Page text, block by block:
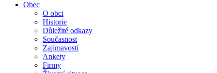
Obec
O obci
Historie
Důležité odkazy
Současnost
Zajímavosti
Ankety
Firmy